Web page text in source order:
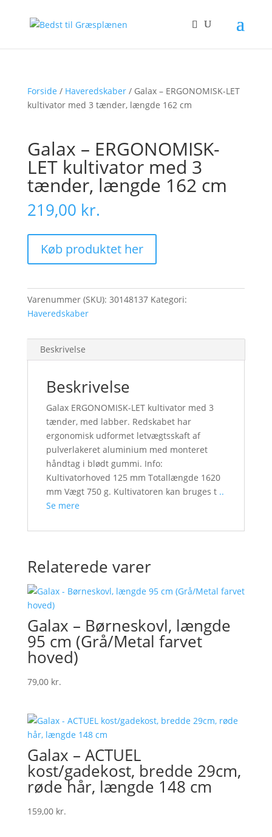
Forside / Haveredskaber/ Galax – ERGONOMISK-LET
kultivator med 3 tænder, længde 162 cm
Galax – ERGONOMISK-
LET kultivator med 3
tænder, længde 162 cm
219,00 kr.
Køb produktet her
Varenummer (SKU): 30148137 Kategori:
Haveredskaber
Beskrivelse
Beskrivelse
Galax ERGONOMISK-LET kultivator med 3
tænder, med labber. Redskabet har
ergonomisk udformet letvægtsskaft af
pulverlakeret aluminium med monteret
håndtag i blødt gummi. Info:
Kultivatorhoved 125 mm Totallængde 1620
mm Vægt 750 g. Kultivatoren kan bruges t..
Se mere
Relaterede varer
Galax – Børneskovl, længde
95 cm (Grå/Metal farvet
hoved)
79,00 kr.
Galax – ACTUEL
kost/gadekost, bredde 29cm,
røde hår, længde 148 cm
159,00 kr.